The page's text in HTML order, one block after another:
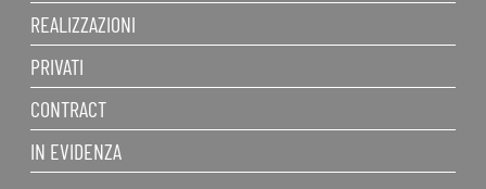
REALIZZAZIONI
PRIVATI
CONTRACT
IN EVIDENZA